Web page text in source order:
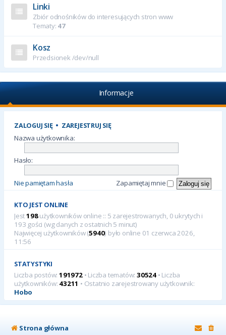
Linki
Zbiór odnośników do interesujących stron www
Tematy: 47
Kosz
Przedsionek /dev/null
Informacje
ZALOGUJ SIĘ• ZAREJESTRUJ SIĘ
Nazwa użytkownika:
Hasło:
Nie pamiętam hasła Zapamiętaj mnie
KTO JEST ONLINE
Jest198użytkowników online :: 5 zarejestrowanych, 0 ukrytych i
193 gości (wg danych z ostatnich 5 minut)
Najwięcej użytkowników (5940) było online 01 czerwca 2026,
11:56
STATYSTYKI
Liczba postów: 191972• Liczba tematów:30524 • Liczba
użytkowników: 43211 • Ostatnio zarejestrowany użytkownik:
Hobo
Strona główna